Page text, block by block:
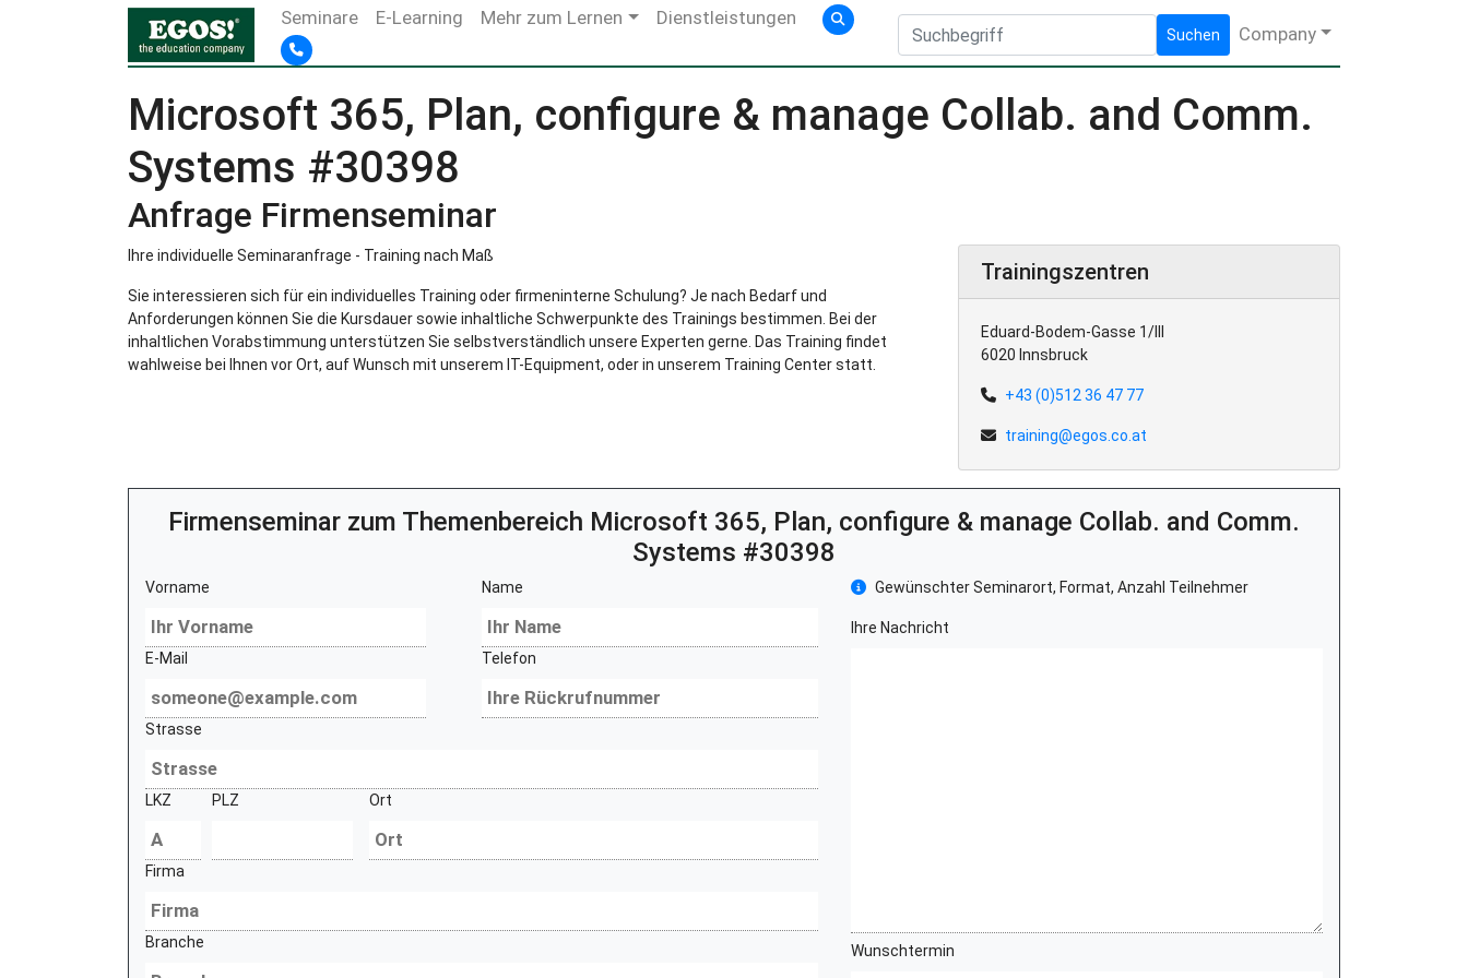
Seminare E-Learning Mehr zum Lernen Dienstleistungen
Suchen Company
Microsoft 365, Plan, configure & manage Collab. and Comm.
Systems #30398
Anfrage Firmenseminar
Ihre individuelle Seminaranfrage - Training nach Maß
Sie interessieren sich für ein individuelles Training oder firmeninterne Schulung? Je nach Bedarf und
Anforderungen können Sie die Kursdauer sowie inhaltliche Schwerpunkte des Trainings bestimmen. Bei der
inhaltlichen Vorabstimmung unterstützen Sie selbstverständlich unsere Experten gerne. Das Training findet
wahlweise bei Ihnen vor Ort, auf Wunsch mit unserem IT-Equipment, oder in unserem Training Center statt.
Trainingszentren
Eduard-Bodem-Gasse 1/III
6020 Innsbruck
+43 (0)512 36 47 77
training@egos.co.at
Firmenseminar zum Themenbereich Microsoft 365, Plan, configure & manage Collab. and Comm.
Systems #30398
Vorname Name
E-Mail Telefon
Strasse
LKZ PLZ Ort
Firma
Branche
Gewünschter Seminarort, Format, Anzahl Teilnehmer
Ihre Nachricht
Wunschtermin